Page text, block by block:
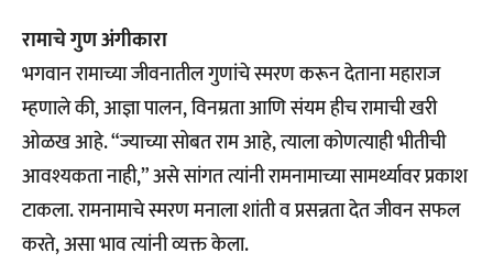
रामाचे गुण अंगीकारा
भगवान रामाच्या जीवनातील गुणांचे स्मरण करून देताना महाराज
म्हणाले की, आज्ञा पालन, विनम्रता आणि संयम हीच रामाची खरी
ओळख आहे. “ज्याच्या सोबत राम आहे, त्याला कोणत्याही भीतीची
आवश्यकता नाही,” असे सांगत त्यांनी रामनामाच्या सामर्थ्यावर प्रकाश
टाकला. रामनामाचे स्मरण मनाला शांती व प्रसन्नता देत जीवन सफल
करते, असा भाव त्यांनी व्यक्त केला.